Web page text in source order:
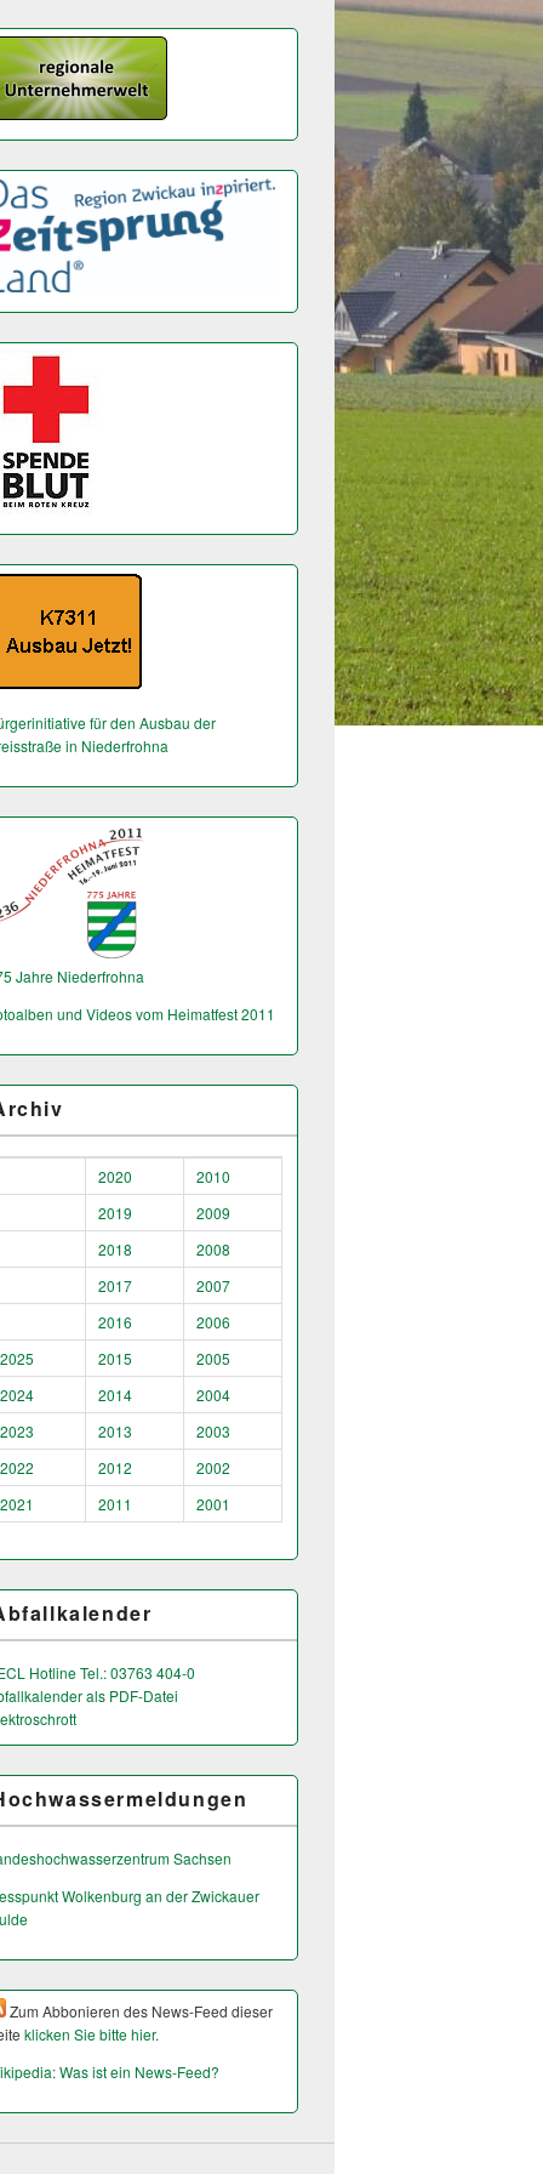
für den Ausbau der
in Niederfrohna
Jahre Niederfrohna
und Videos vom Heimatfest 2011
2020
2010
2019
2009
2018
2008
2017
2007
2016
2006
2025
2015
2005
2024
2014
2004
2023
2013
2003
2022
2012
2002
2021
2011 2001
Hotline Tel.: 03763 404-0
als PDF-Datei
Sachsen
Wolkenburg an der Zwickauer
Zum Abbonieren des News-Feed dieser
klicken Sie bitte hier.
Was ist ein News-Feed?